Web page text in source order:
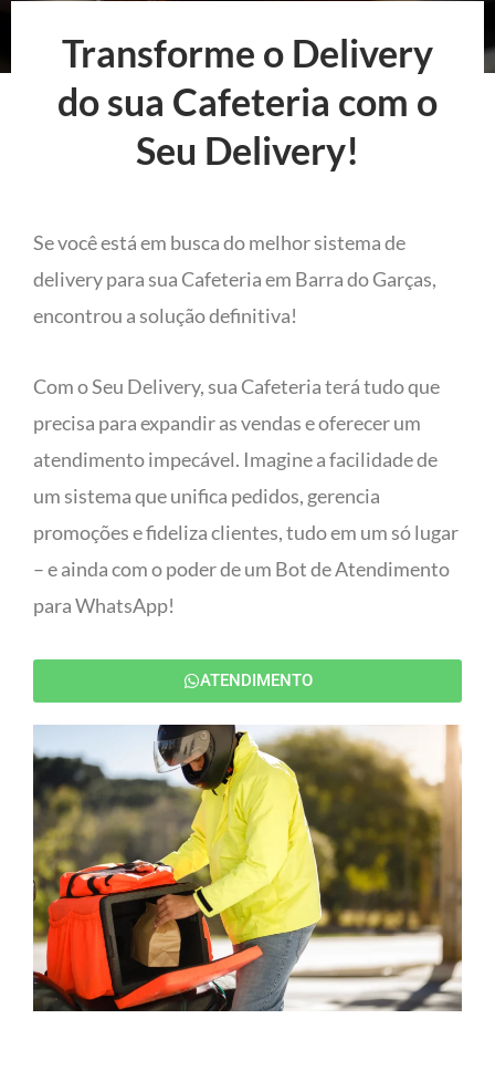
Transforme o Delivery
do sua Cafeteria com o
Seu Delivery!
Se você está em busca do melhor sistema de
delivery para sua Cafeteria em Barra do Garças,
encontrou a solução definitiva!
Com o Seu Delivery, sua Cafeteria terá tudo que
precisa para expandir as vendas e oferecer um
atendimento impecável. Imagine a facilidade de
um sistema que unifica pedidos, gerencia
promoções e fideliza clientes, tudo em um só lugar
– e ainda com o poder de um Bot de Atendimento
para WhatsApp!
ATENDIMENTO